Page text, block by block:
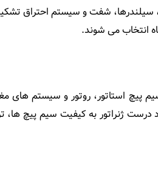
سیلندرها، شفت و سیستم احتراق
انتخاب می ‌شوند.
سیم ‌پیچ استاتور، روتور و سیستم‌
درست ژنراتور به کیفیت سیم ‌پیچ ‌ها،